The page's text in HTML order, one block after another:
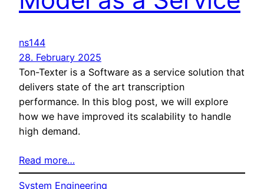
ns144
28. February 2025
Ton-Texter is a Software as a service solution that
delivers state of the art transcription
performance. In this blog post, we will explore
how we have improved its scalability to handle
high demand.
Read more…
System Engineering